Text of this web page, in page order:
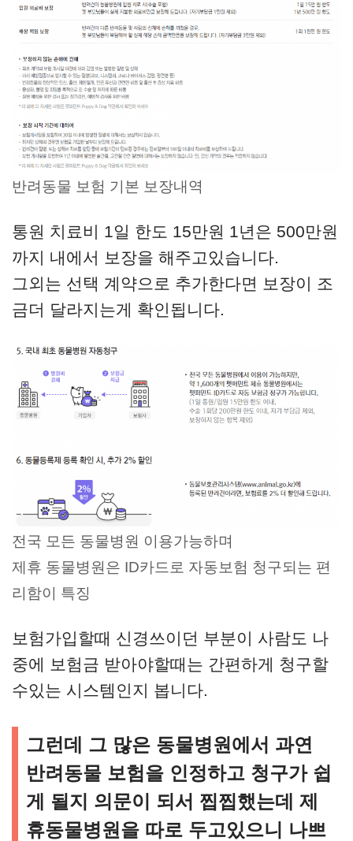
반려동물 보험 기본 보장내역
통원 치료비 1일 한도 15만원 1년은 500만원
까지 내에서 보장을 해주고있습니다.
그외는 선택 계약으로 추가한다면 보장이 조
금더 달라지는게 확인됩니다.
전국 모든 동물병원 이용가능하며
제휴 동물병원은 ID카드로 자동보험 청구되는 편
리함이 특징
보험가입할때 신경쓰이던 부분이 사람도 나
중에 보험금 받아야할때는 간편하게 청구할
수있는 시스템인지 봅니다.
그런데 그 많은 동물병원에서 과연
반려동물 보험을 인정하고 청구가 쉽
게 될지 의문이 되서 찝찝했는데 제
휴동물병원을 따로 두고있으니 나쁘